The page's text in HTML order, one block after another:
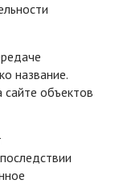
название.
объектов